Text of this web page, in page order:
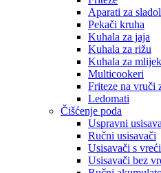
Aparati za
Pekači kruha
Kuhala za jaja
Kuhala za rižu
Kuhala za
Multicookeri
Friteze na vruči
Ledomati
Čišćenje poda
Uspravni
Ručni usisavači
Usisavači s
Usisavači bez